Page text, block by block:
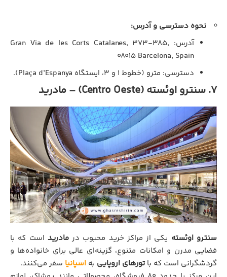
نحوه دسترسی و آدرس:
آدرس: Gran Via de les Corts Catalanes, 373-385,
08015 Barcelona, Spain
دسترسی: مترو (خطوط ۱ و ۳، ایستگاه Plaça d’Espanya).
۷. سنترو اوئسته (Centro Oeste) – مادرید
سنترو اوئسته یکی از مراکز خرید محبوب درمادرید است که با
فضایی مدرن و امکانات متنوع، گزینه‌ای عالی برای خانواده‌ها و
گردشگرانی است که با تورهای اروپایی به اسپانیا سفر می‌کنند.